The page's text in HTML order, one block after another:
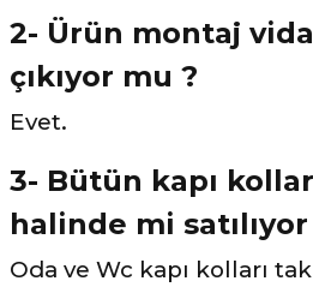
2- Ürün montaj
çıkıyor mu ?
Evet.
3- Bütün kapı
halinde mi satılıyor
Oda ve Wc kapı kolları